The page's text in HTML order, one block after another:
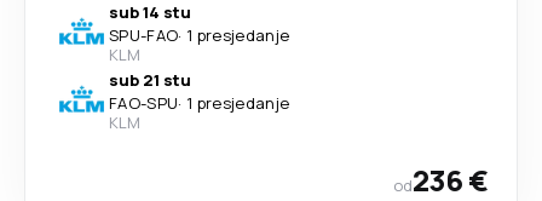
sub 14 stu
SPU-FAO· 1 presjedanje
KLM
sub 21 stu
FAO-SPU· 1 presjedanje
KLM
od236 €